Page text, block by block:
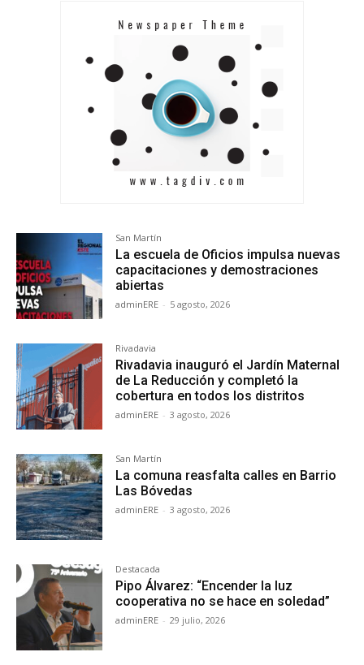
San Martín
La escuela de Oficios impulsa nuevas
capacitaciones y demostraciones
abiertas
adminERE - 5 agosto, 2026
Rivadavia
Rivadavia inauguró el Jardín Maternal
de La Reducción y completó la
cobertura en todos los distritos
adminERE - 3 agosto, 2026
San Martín
La comuna reasfalta calles en Barrio
Las Bóvedas
adminERE - 3 agosto, 2026
Destacada
Pipo Álvarez: “Encender la luz
cooperativa no se hace en soledad”
adminERE - 29 julio, 2026